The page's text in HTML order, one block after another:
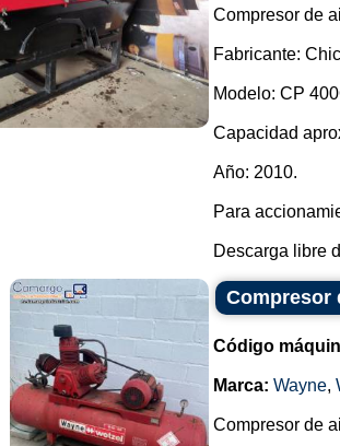
Compresor de
Fabricante:
Modelo: CP
Capacidad
Año: 2010.
Para
Descarga libre
Compresor
Código
Marca: Wayne,
Compresor de